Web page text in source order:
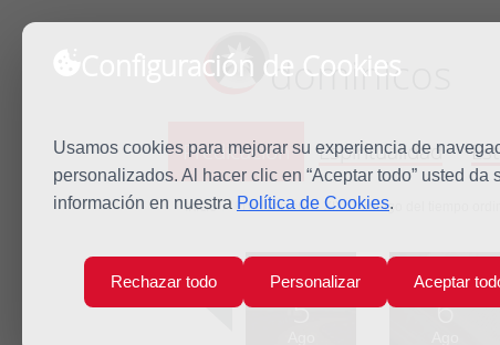
Configuración de Cookies
Usamos cookies para mejorar su experiencia de
personalizados. Al hacer clic en “Aceptar todo” usted
información en nuestra Política de Cookies.
Rechazar todo Personalizar Aceptar
dominicos
Predicación Espiritualidad
Inicio Predicación XIX Domingo del tiempo
Lun
5
Mar
6